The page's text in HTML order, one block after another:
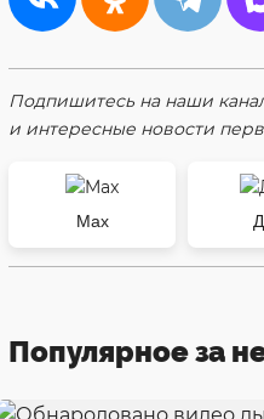
Подпишитесь на наши
и интересные новости
Max
Популярное за